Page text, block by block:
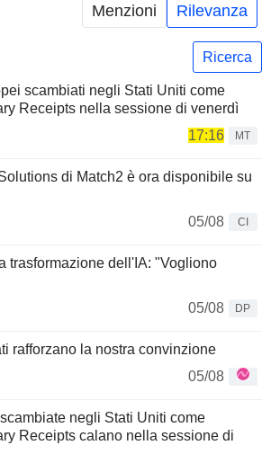
Menzioni Rilevanza
Ricerca
scambiati negli Stati Uniti come
Receipts nella sessione di venerdì
17:16
MT
di Match2 è ora disponibile su
05/08
CI
trasformazione dell'IA: "Vogliono
05/08
DP
rafforzano la nostra convinzione
05/08
negli Stati Uniti come
Receipts calano nella sessione di